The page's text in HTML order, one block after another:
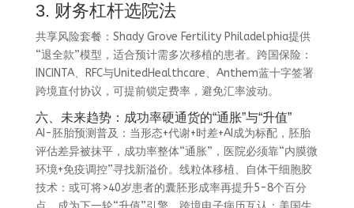
3. 财务杠杆选院法
共享风险套餐：Shady Grove Fertility Philadelphia提供
“退全款”模型，适合预计需多次移植的患者。跨国保险：
INCINTA、RFC与UnitedHealthcare、Anthem蓝十字签署
跨境直付协议，可提前锁定费率，避免汇率波动。
六、未来趋势：成功率硬通货的“通胀”与“升值”
AI-胚胎预测普及：当形态+代谢+时差+AI成为标配，胚胎
评估差异被抹平，成功率整体“通胀”，医院必须靠“内膜微
环境+免疫调控”寻找新溢价。线粒体移植、自体干细胞胶
技术：或可将>40岁患者的囊胚形成率再提升5-8个百分